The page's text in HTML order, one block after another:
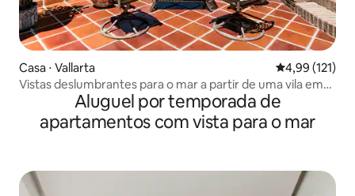
Casa ⋅ Vallarta 4,99 de uma
4,99 (121)
Vistas deslumbrantes para o mar a partir de uma vila em
Conchas ChinasAluguel por temporada de
apartamentos com vista para o mar